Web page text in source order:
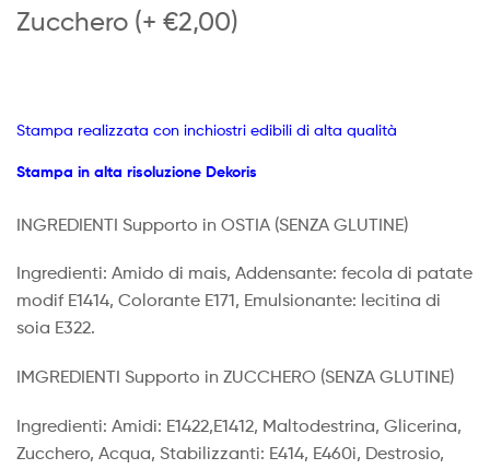
Zucchero (+ €2,00)
Stampa realizzata con inchiostri edibili di alta qualità
Stampa in alta risoluzione Dekoris
INGREDIENTI Supporto in OSTIA (SENZA GLUTINE)
Ingredienti: Amido di mais, Addensante: fecola di patate
modif E1414, Colorante E171, Emulsionante: lecitina di
soia E322.
IMGREDIENTI Supporto in ZUCCHERO (SENZA GLUTINE)
Ingredienti: Amidi: E1422,E1412, Maltodestrina, Glicerina,
Zucchero, Acqua, Stabilizzanti: E414, E460i, Destrosio,